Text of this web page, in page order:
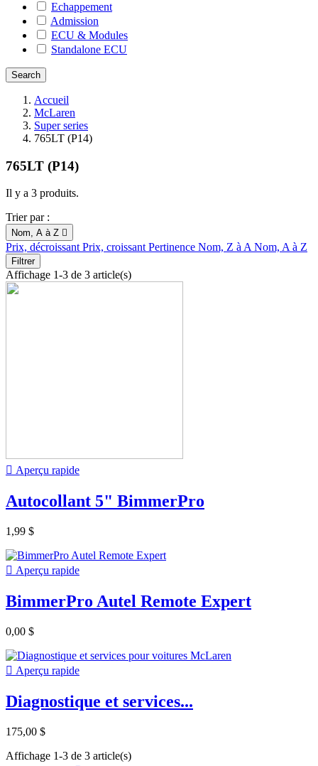
Echappement
Admission
ECU & Modules
Standalone ECU
Accueil
McLaren
Super series
765LT (P14)
765LT (P14)
Il y a 3 produits.
Trier par :
Nom, A à Z 
Prix, décroissantPrix, croissantPertinence Nom, Z à ANom, A à Z
Filtrer
Affichage 1-3 de 3 article(s)
 Aperçu rapide
Autocollant 5" BimmerPro
1,99 $
 Aperçu rapide
BimmerPro Autel Remote Expert
0,00 $
 Aperçu rapide
Diagnostique et services...
175,00 $
Affichage 1-3 de 3 article(s)